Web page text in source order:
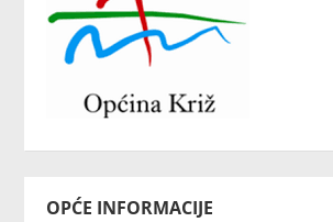
OPĆE INFORMACIJE